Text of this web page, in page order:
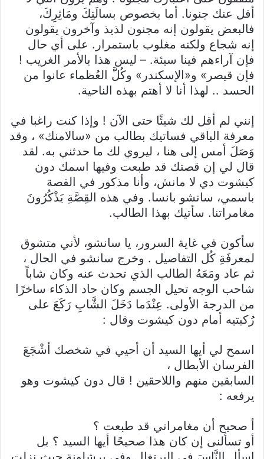
أقل عنك جنونا. أما بخصوص بسالَتِكَ ومَاثِرِكَ،
فالبعض يقولون إنه مجنون لذيذ وآخرون يقولون
إنه شجاع ولكنه مغلوب باستمرار. على أي حال
فإن آراءهم فينا سيئة. – ليس هذا بالأمر الغريب !
فإن قيصر» و«الإسكندر» وكُلَّ العُظماء عانوا من
الحسد .. لهذا أنا لا أهتم بهذه الناحية.
إنني لم أقل لك شيئًا حتى الآن ! وإذا كنت راغبا في
معرفة الباقي فساتيك بطالب من «سالامنك» ، وقد
وَصَلَ أمس إلى هنا ، ليروي لك ما حدثني به. لقد
قال لي إن قصتك قد طبعت وفيها اسمك دون
كيشوت دي لا مانش، وأنا مذكور في القصة
باسمي، سانشو بانسا. وفي هذه القِصَّةِ يَذْكُرُونَ
مغامراتنا. سأتيك بهذا الطالب.
سأكون في غاية السرور، يا سانشو، لأني متشوق
لمعرفَةِ كُل التفاصيل . وخرج سانشو في الحال ،
ثم عاد ومَعَهُ الطالب الذي تحدث عنه وكان شاباً
شاحب الوجه تحيل الجسم وكان حاد الذكاء ساخرًا
من الدرجة الأولى. عِنْدَما دَخَلَ الشَّابِ رَكَعَ على
رُكبتيه أمام دون كيشوت وقال :
اسمح لي أيها السيد أن أحيي في شخصك أشْجَعَ
الفرسان الأبطال ،
السابقين منهم واللاحقين ! قال دون كيشوت وهو
يرفعه :
أ صحيح أن مغامراتي قد طبعت ؟
أو تسألنى إن كان هذا صحيحًا أيها السيد ؟ بل